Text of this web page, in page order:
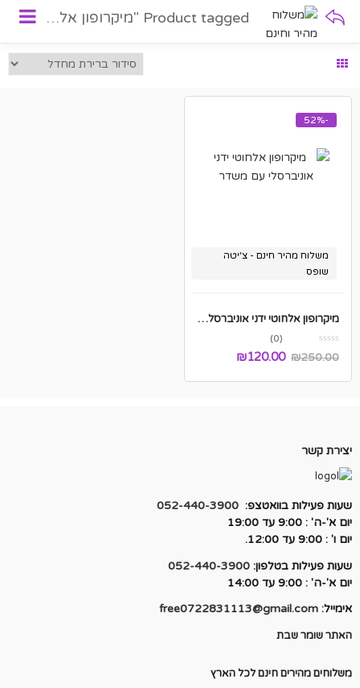
Product tagged "מיקרופון אלחוטי"
-52%
משלוח מהיר חינם - צ'יטה
שופס
מיקרופון אלחוטי ידני אוניברסלי עם משדר
(0)
₪250.00
₪120.00
יצירת קשר
שעות פעילות בוואטצפ: 052-440-3900
יום א'-ה' : 9:00 עד 19:00
יום ו' : 9:00 עד 12:00.
שעות פעילות בטלפון: 052-440-3900
יום א'-ה' : 9:00 עד 14:00
אימייל: free0722831113@gmail.com
האתר שומר שבת
משלוחים מהירים חינם לכל הארץ